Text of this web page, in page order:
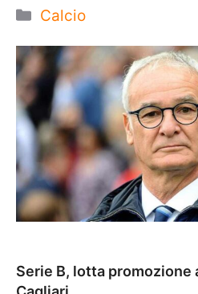
Categorie
Calcio
Serie B, lotta promozione